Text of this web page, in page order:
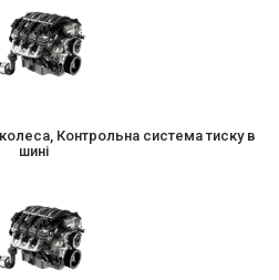
Контрольна система тиску в
шині